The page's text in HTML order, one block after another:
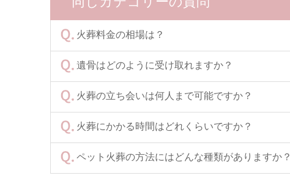
火葬料金の相場は？
遺骨はどのように受け取れますか？
火葬の立ち会いは何人まで可能ですか？
火葬にかかる時間はどれくらいですか？
ペット火葬の方法にはどんな種類がありますか？